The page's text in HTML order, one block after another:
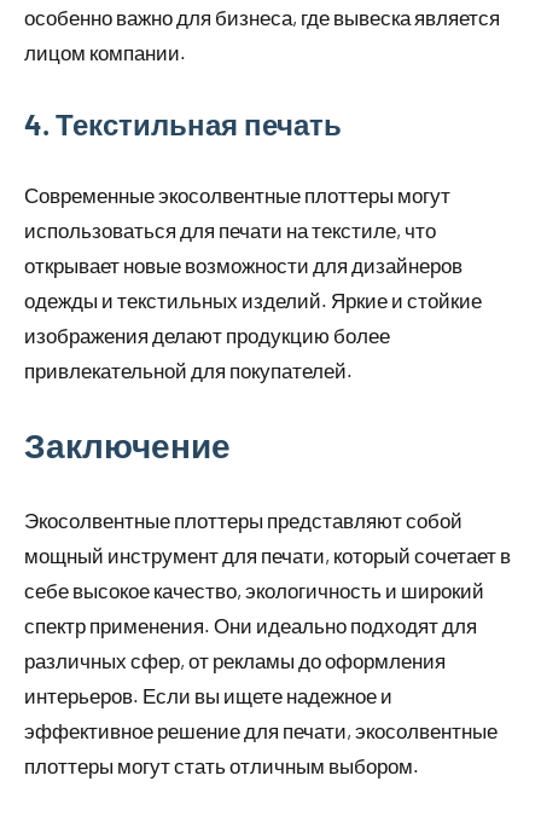
особенно важно для бизнеса, где вывеска является
лицом компании.
4. Текстильная печать
Современные экосолвентные плоттеры могут
использоваться для печати на текстиле, что
открывает новые возможности для дизайнеров
одежды и текстильных изделий. Яркие и стойкие
изображения делают продукцию более
привлекательной для покупателей.
Заключение
Экосолвентные плоттеры представляют собой
мощный инструмент для печати, который сочетает в
себе высокое качество, экологичность и широкий
спектр применения. Они идеально подходят для
различных сфер, от рекламы до оформления
интерьеров. Если вы ищете надежное и
эффективное решение для печати, экосолвентные
плоттеры могут стать отличным выбором.